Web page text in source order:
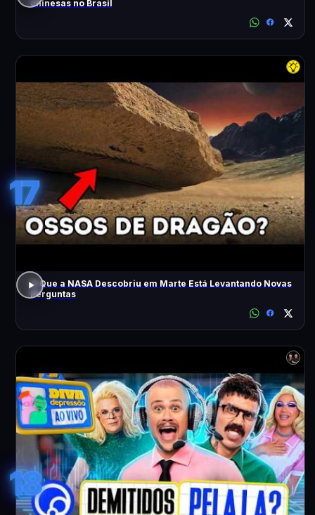
chinesas no Brasil
17
O Que a NASA Descobriu em Marte Está Levantando Novas
Perguntas
18